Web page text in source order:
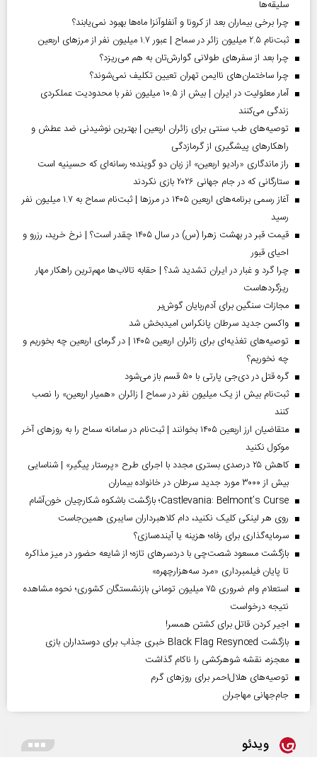
سلیقه‌ها
چرا برخی بیماران بعد از کرونا و آنفلوآنزا ماه‌ها بهبود نمی‌یابند؟
ثبت‌نام ۲.۵ میلیون زائر در سماح | عبور ۱.۷ میلیون نفر از مرز‌های اربعین
چرا بعد از سفرهای طولانی گوارش‌تان به هم می‌ریزد؟
چرا ساختمان‌های ناایمن تهران تعیین تکلیف نمی‌شوند؟
آمار معلولیت در ایران | بیش از ۱۰.۵ میلیون نفر با محدودیت عملکردی
زندگی می‌کنند
توصیه‌های طب سنتی برای زائران اربعین | بهترین نوشیدنی ضد عطش و
راهکارهای پیشگیری از گرمازدگی
راز ماندگاری «رادیو اربعین» از زبان دو گوینده؛ رسانه‌ای که حسینیه است
ستارگانی که در جام جهانی ۲۰۲۶ بازی نکردند
آغاز رسمی برنامه‌های اربعین ۱۴۰۵ در مرز‌ها | ثبت‌نام سماح به ۱.۷ میلیون نفر
رسید
قیمت قبر در بهشت زهرا (س) در سال ۱۴۰۵ چقدر است؟ | نرخ خرید، رزرو و
احیای قبور
چرا گرد و غبار در ایران تشدید شد؟ | حقابه تالاب‌ها مهم‌ترین راهکار مهار
ریزگردهاست
مجازات سنگین برای آدم‌ربایان گوش‌بر
واکسن جدید سرطان پانکراس امیدبخش شد
توصیه‌های تغذیه‌ای برای زائران اربعین ۱۴۰۵ | در گرمای اربعین چه بخوریم و
چه نخوریم؟
گره قتل در دی‌جی پارتی با ۵۰ قسم باز می‌شود
ثبت‌نام بیش از یک میلیون نفر در سماح | زائران «همیار اربعین» را نصب
کنند
متقاضیان ارز اربعین ۱۴۰۵ بخوانند | ثبت‌نام در سامانه سماح را به روز‌های آخر
موکول نکنید
کاهش ۲۵ درصدی بستری مجدد با اجرای طرح «پرستار پیگیر» | شناسایی
بیش از ۳۰۰۰ مورد جدید سرطان در خانواده بیماران
Castlevania: Belmont’s Curse؛ بازگشت باشکوه شکارچیان خون‌آشام
روی هر لینکی کلیک نکنید، دام کلاهبرداران سایبری همین‌جاست
سرمایه‌گذاری برای رفاه؛ هزینه یا آینده‌سازی؟
بازگشت مسعود شصت‌چی با دردسر‌های تازه؛ از شایعه حضور در میز مذاکره
تا پایان فیلمبرداری «مرد سه‌هزارچهره»
استعلام وام ضروری ۷۵ میلیون تومانی بازنشستگان کشوری؛ نحوه مشاهده
نتیجه درخواست
اجیر کردن قاتل برای کشتن همسر!
بازگشت Black Flag Resynced خبری جذاب برای دوستداران بازی
معجزه، نقشه شوهرکشی را ناکام گذاشت
توصیه‌های هلال‌احمر برای روز‌های گرم
جام‌جهانی مهاجران
ویدئو